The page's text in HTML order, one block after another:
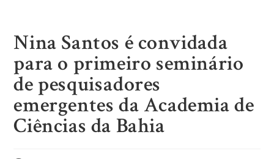
Nina Santos é convidada
para o primeiro seminário
de pesquisadores
emergentes da Academia de
Ciências da Bahia